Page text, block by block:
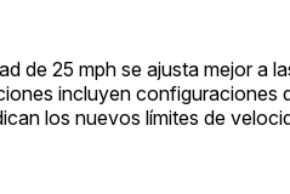
de 25 mph se ajusta mejor a
incluyen configuraciones
los nuevos límites de